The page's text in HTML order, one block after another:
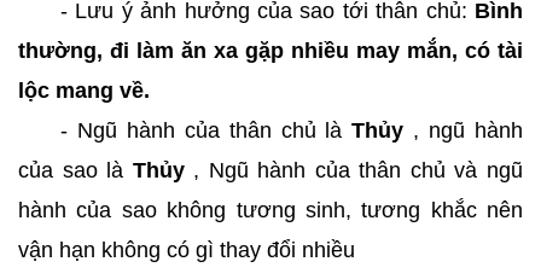
- Lưu ý ảnh hưởng của sao tới thân chủ: Bình
thường, đi làm ăn xa gặp nhiều may mắn, có tài
lộc mang về.
- Ngũ hành của thân chủ làThủy , ngũ hành
của sao là Thủy, Ngũ hành của thân chủ và ngũ
hành của sao không tương sinh, tương khắc nên
vận hạn không có gì thay đổi nhiều